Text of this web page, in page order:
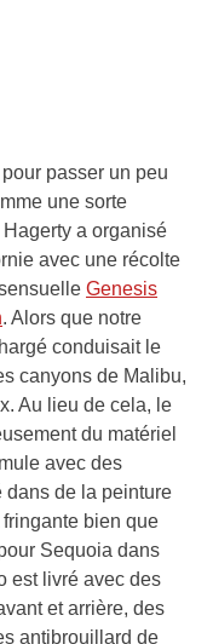
passer un peu
une sorte
a organisé
avec une récolte
Genesis
. Alors que notre
conduisait le
canyons de Malibu,
Au lieu de cela, le
du matériel
avec des
dans de la peinture
bien que
Sequoia dans
est livré avec des
et arrière, des
antibrouillard de